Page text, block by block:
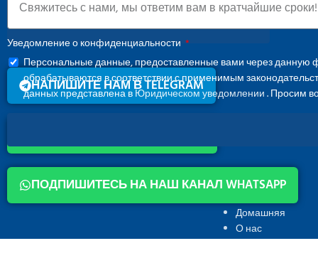
СКАЧАТЬ КАТАЛОГ
ПОДПИШИТЕСЬ НА НАШ КАНАЛ WHATSAPP
НАПИШИТЕ НАМ В TELEGRAM
Уведомление о конфиденциальности
Персональные данные, предоставленные вами через
обрабатываются в соответствии с применимым
данных представлена вЮридическом уведомлении. Просим
Домашняя
О нас